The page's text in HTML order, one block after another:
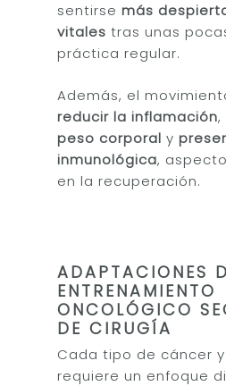
sentirse más
vitales tras unas
práctica regular.
Además, el
reducir la inflamación,
peso corporal y
inmunológica,
en la recuperación.
ADAPTACIONES
ENTRENAMIENTO
ONCOLÓGICO
DE CIRUGÍA
Cada tipo de cáncer
requiere un enfoque